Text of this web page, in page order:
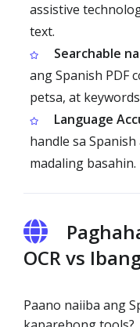
assistive
text.
Searchable
ang Spanish PDF
petsa, at
Language
handle sa
madaling basahin.
OCR vs
Paano naiiba ang